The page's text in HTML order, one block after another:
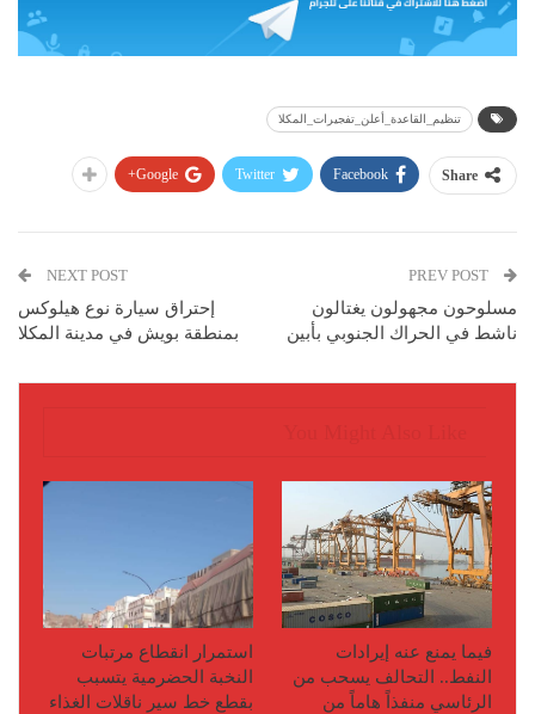
تنظيم_القاعدة_أعلن_تفجيرات_المكلا
Share
Facebook
Twitter
Google+
مسلوحون مجهولون يغتالون
ناشط في الحراك الجنوبي بأبين
NEXT POST
إحتراق سيارة نوع هيلوكس
بمنطقة بويش في مدينة المكلا
فيما يمنع عنه إيرادات
النفط.. التحالف يسحب من
الرئاسي منفذاً هاماً من
استمرار انقطاع مرتبات
النخبة الحضرمية يتسبب
بقطع خط سير ناقلات الغذاء